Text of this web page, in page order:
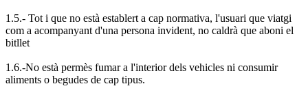
1.5.- Tot i que no està establert a cap normativa, l'usuari que viatgi
com a acompanyant d'una persona invident, no caldrà que aboni el
bitllet
1.6.-No està permès fumar a l'interior dels vehicles ni consumir
aliments o begudes de cap tipus.